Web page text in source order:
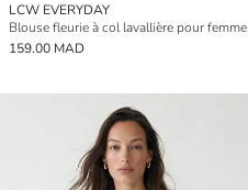
LCW EVERYDAY
Blouse fleurie à col lavallière pour femme
159.00 MAD